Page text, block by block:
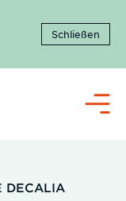
Schließen
Menü
DECALIA